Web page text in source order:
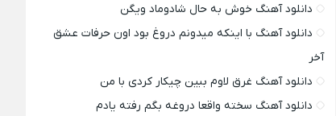
دانلود آهنگ خوش به حال شادوماد ویگن
دانلود آهنگ با اینکه میدونم دروغ بود اون حرفات عشق
آخر
دانلود آهنگ غرق لاوم ببین چیکار کردی با من
دانلود آهنگ سخته واقعا دروغه بگم رفته یادم